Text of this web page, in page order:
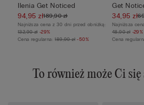
Ilenia Get Noticed
94,95 zł189,90 zł
Najniższa cena z 30 dni przed obniżką:
132,90 zł -29%
Cena regularna:189,90 zł -50%
Get
34,95 zł
Najniższa
48,90 zł -29%
Cena
To również może Ci się